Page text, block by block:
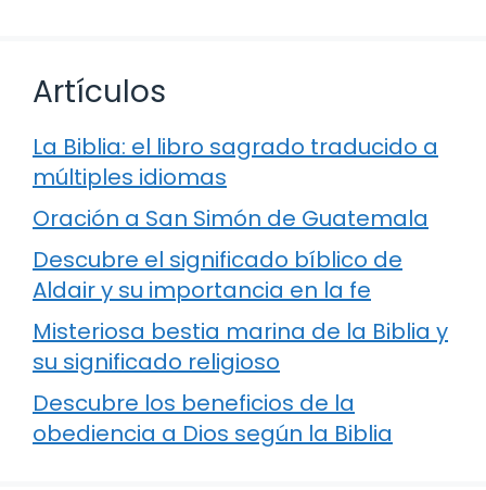
Artículos
La Biblia: el libro sagrado traducido a
múltiples idiomas
Oración a San Simón de Guatemala
Descubre el significado bíblico de
Aldair y su importancia en la fe
Misteriosa bestia marina de la Biblia y
su significado religioso
Descubre los beneficios de la
obediencia a Dios según la Biblia